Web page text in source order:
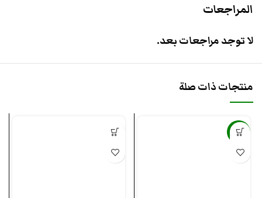
المراجعات
لا توجد مراجعات بعد.
منتجات ذات صلة
-7%